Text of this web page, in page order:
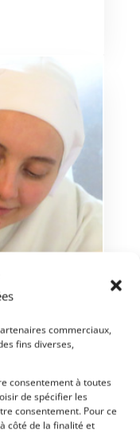
commerciaux,
fins diverses,
consentement à toutes
de spécifier les
consentement. Pour ce
côté de la finalité et